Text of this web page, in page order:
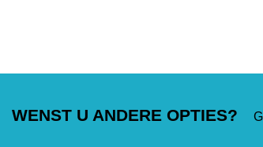
WENST U ANDERE OPTIES?